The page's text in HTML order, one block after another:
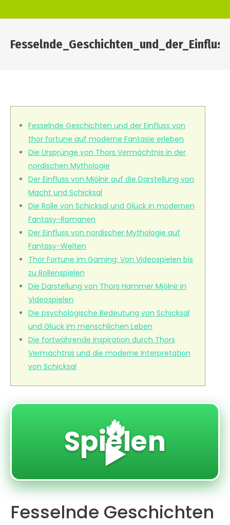
Fesselnde Geschichten und der Einfluss von
thor fortune auf moderne Fantasie erleben
Die Ursprünge von Thors Vermächtnis in der
nordischen Mythologie
Der Einfluss von Mjölnir auf die Darstellung von
Macht und Schicksal
Die Rolle von Schicksal und Glück in modernen
Fantasy-Romanen
Der Einfluss von nordischer Mythologie auf
Fantasy-Welten
Thor Fortune im Gaming: Von Videospielen bis
zu Rollenspielen
Die Darstellung von Thors Hammer Mjölnir in
Videospielen
Die psychologische Bedeutung von Schicksal
und Glück im menschlichen Leben
Die fortwährende Inspiration durch Thors
Vermächtnis und die moderne Interpretation
von Schicksal
🔥
Spielen
▶️
Fesselnde Geschichten